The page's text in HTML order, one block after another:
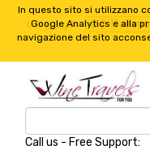
Language :
Italiano
Call us - Free Support:
In questo sito si utilizzano
Google Analytics e alla
navigazione del sito